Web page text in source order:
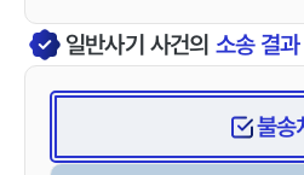
일반사기사건의 소송 결과
불송